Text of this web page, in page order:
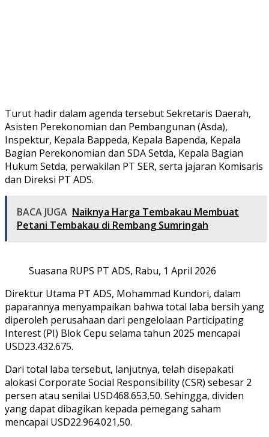
Turut hadir dalam agenda tersebut Sekretaris Daerah,
Asisten Perekonomian dan Pembangunan (Asda),
Inspektur, Kepala Bappeda, Kepala Bapenda, Kepala
Bagian Perekonomian dan SDA Setda, Kepala Bagian
Hukum Setda, perwakilan PT SER, serta jajaran Komisaris
dan Direksi PT ADS.
BACA JUGA Naiknya Harga Tembakau Membuat
Petani Tembakau di Rembang Sumringah
Suasana RUPS PT ADS, Rabu, 1 April 2026
Direktur Utama PT ADS, Mohammad Kundori, dalam
paparannya menyampaikan bahwa total laba bersih yang
diperoleh perusahaan dari pengelolaan Participating
Interest (PI) Blok Cepu selama tahun 2025 mencapai
USD23.432.675.
Dari total laba tersebut, lanjutnya, telah disepakati
alokasi Corporate Social Responsibility (CSR) sebesar 2
persen atau senilai USD468.653,50. Sehingga, dividen
yang dapat dibagikan kepada pemegang saham
mencapai USD22.964.021,50.